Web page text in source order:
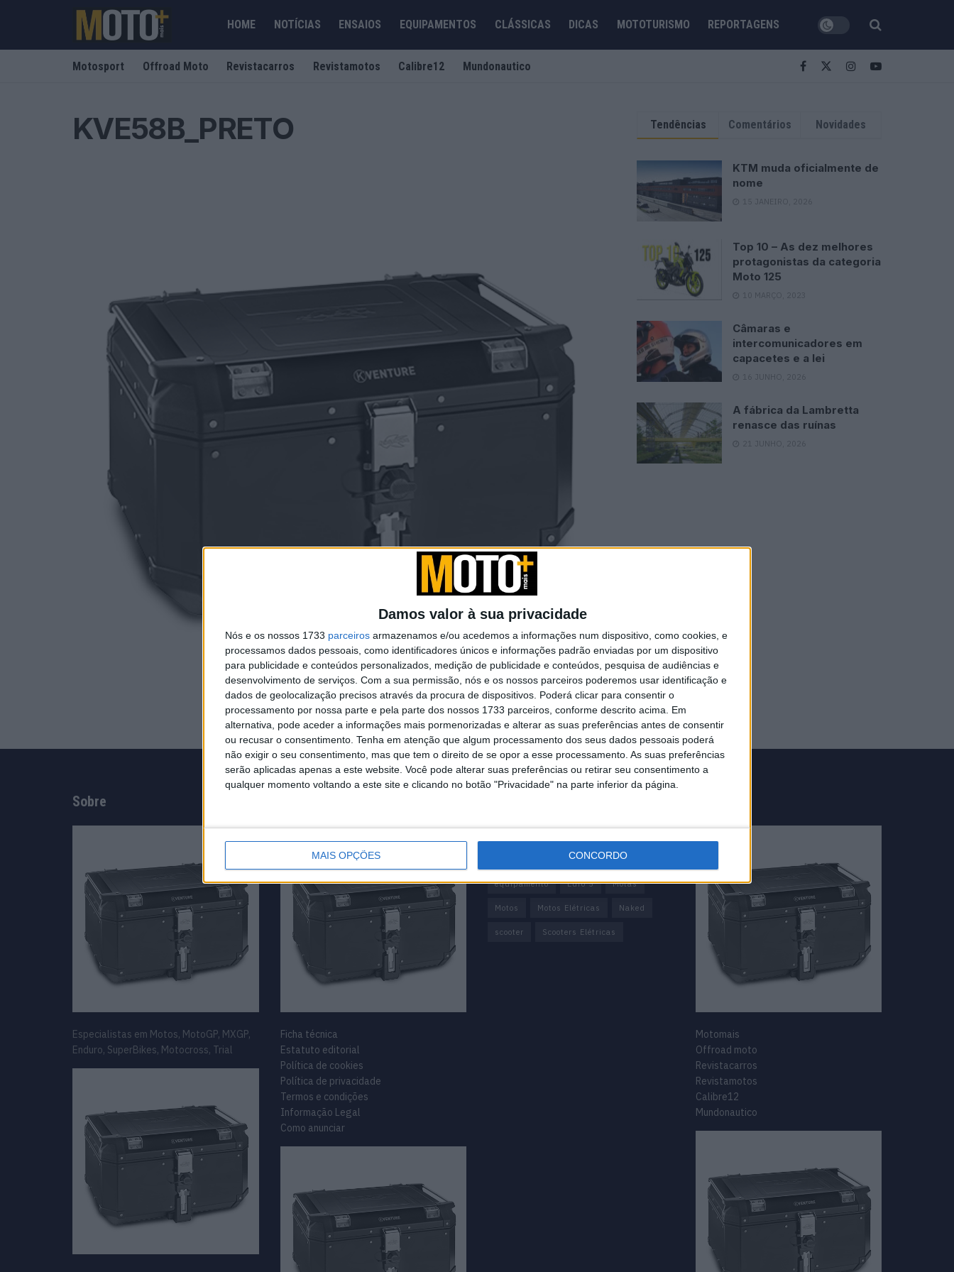
Damos valor à sua privacidade
Nós e os nossos 1733 parceiros armazenamos e/ou acedemos a informações num dispositivo, como cookies, e
processamos dados pessoais, como identificadores únicos e informações padrão enviadas por um dispositivo
para publicidade e conteúdos personalizados, medição de publicidade e conteúdos, pesquisa de audiências e
desenvolvimento de serviços. Com a sua permissão, nós e os nossos parceiros poderemos usar identificação e
dados de geolocalização precisos através da procura de dispositivos. Poderá clicar para consentir o
processamento por nossa parte e pela parte dos nossos 1733 parceiros, conforme descrito acima. Em
alternativa, pode aceder a informações mais pormenorizadas e alterar as suas preferências antes de consentir
ou recusar o consentimento. Tenha em atenção que algum processamento dos seus dados pessoais poderá
não exigir o seu consentimento, mas que tem o direito de se opor a esse processamento. As suas preferências
serão aplicadas apenas a este website. Você pode alterar suas preferências ou retirar seu consentimento a
qualquer momento voltando a este site e clicando no botão "Privacidade" na parte inferior da página.
MAIS OPÇÕES CONCORDO
HOME NOTÍCIAS ENSAIOS EQUIPAMENTOS CLÁSSICAS DICAS MOTOTURISMO REPORTAGENS
Motosport Offroad Moto Revistacarros Revistamotos Calibre12 Mundonautico
KVE58B_PRETO Tendências Comentários Novidades
KTM muda oficialmente de
nome
15 JANEIRO, 2026
Top 10 – As dez melhores
protagonistas da categoria
Moto 125
10 MARÇO, 2023
Câmaras e
intercomunicadores em
capacetes e a lei
16 JUNHO, 2026
A fábrica da Lambretta
renasce das ruínas
21 JUNHO, 2026
Sobre
Especialistas em Motos, MotoGP, MXGP,
Enduro, SuperBikes, Motocross, Trial
Ficha técnica
Estatuto editorial
Política de cookies
Política de privacidade
Termos e condições
Informação Legal
Como anunciar
EICMA
equipamento Euro 5 Motas
Motos Motos Elétricas Naked
scooter Scooters Elétricas
Motomais
Offroad moto
Revistacarros
Revistamotos
Calibre12
Mundonautico